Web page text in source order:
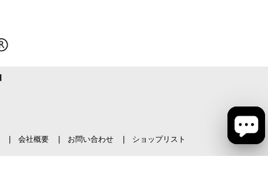
会社概要 お問い合わせ ショップリスト